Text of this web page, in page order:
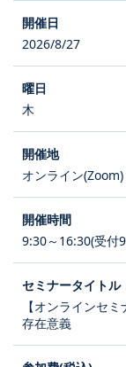
2026/8/27
木
オンライン(Zoom)
9:30～16:30(受付
【オンラインセ
存在意義